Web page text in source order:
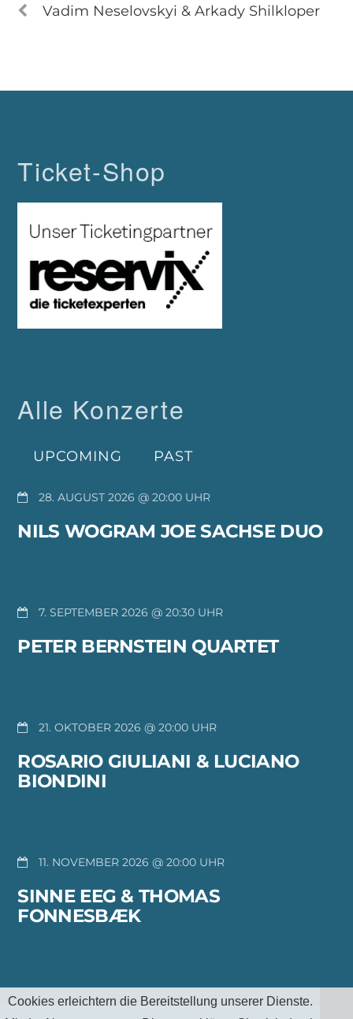
Vadim Neselovskyi & Arkady Shilkloper
Ticket-Shop
Alle Konzerte
UPCOMING PAST
28. AUGUST 2026 @ 20:00
NILS WOGRAM JOE SACHSE DUO
7. SEPTEMBER 2026 @ 20:30
PETER BERNSTEIN QUARTET
21. OKTOBER 2026 @ 20:00
ROSARIO GIULIANI & LUCIANO
BIONDINI
11. NOVEMBER 2026 @ 20:00
SINNE EEG & THOMAS
FONNESBÆK
Cookies erleichtern die Bereitstellung unserer Dienste.